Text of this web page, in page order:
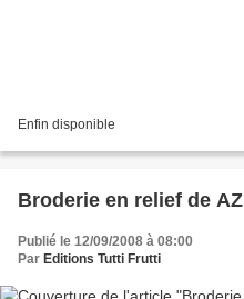
Enfin disponible
Broderie en relief de AZ
Publié le 12/09/2008 à 08:00
Par Editions Tutti Frutti